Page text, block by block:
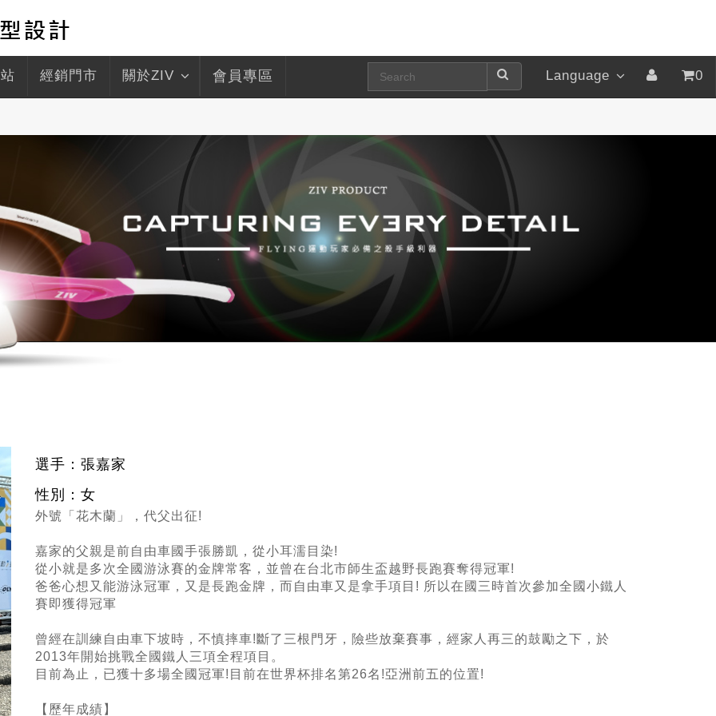
經銷門市 關於ZIV 會員專區 Language 0
選手：張嘉家
性別：女
外號「花木蘭」，代父出征!
嘉家的父親是前自由車國手張勝凱，從小耳濡目染!
從小就是多次全國游泳賽的金牌常客，並曾在台北市師生盃越野長跑賽奪得冠軍!
爸爸心想又能游泳冠軍，又是長跑金牌，而自由車又是拿手項目! 所以在國三時首次參加全國小鐵人
賽即獲得冠軍
曾經在訓練自由車下坡時，不慎摔車!斷了三根門牙，險些放棄賽事，經家人再三的鼓勵之下，於
2013年開始挑戰全國鐵人三項全程項目。
目前為止，已獲十多場全國冠軍!目前在世界杯排名第26名!亞洲前五的位置!
【歷年成績】